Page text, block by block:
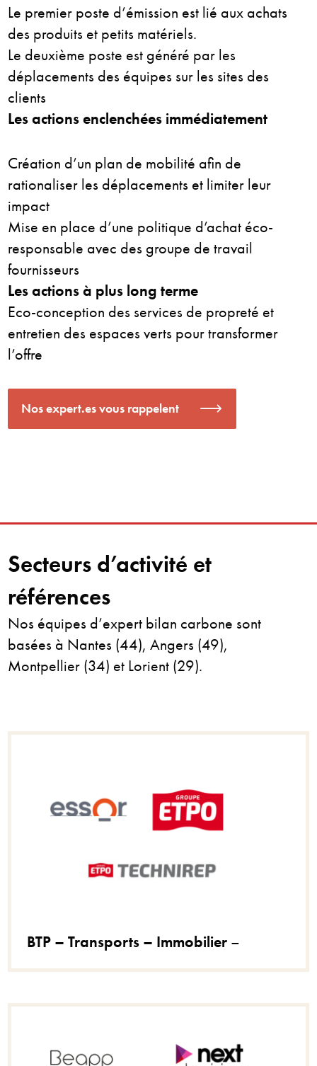
Le premier poste d’émission est lié aux achats
des produits et petits matériels.
Le deuxième poste est généré par les
déplacements des équipes sur les sites des
clients
Les actions enclenchées immédiatement
Création d’un plan de mobilité afin de
rationaliser les déplacements et limiter leur
impact
Mise en place d’une politique d’achat éco-
responsable avec des groupe de travail
fournisseurs
Les actions à plus long terme
Eco-conception des services de propreté et
entretien des espaces verts pour transformer
l’offre
Nos expert.es vous rappelent
Secteurs d’activité et
références
Nos équipes d’expert bilan carbone sont
basées à Nantes (44), Angers (49),
Montpellier (34) et Lorient (29).
BTP – Transports – Immobilier –